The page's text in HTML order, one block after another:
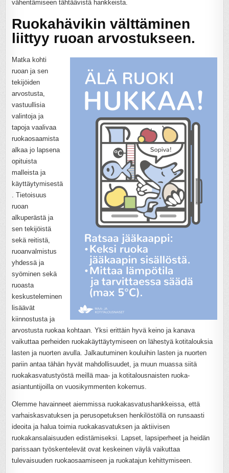
vähentämiseen tähtäävistä hankkeista.
Ruokahävikin välttäminen
liittyy ruoan arvostukseen.
Matka kohti
ruoan ja sen
tekijöiden
arvostusta,
vastuullisia
valintoja ja
tapoja vaalivaa
ruokaosaamista
alkaa jo lapsena
opituista
malleista ja
käyttäytymisestä
. Tietoisuus
ruoan
alkuperästä ja
sen tekijöistä
sekä reitistä,
ruoanvalmistus
yhdessä ja
syöminen sekä
ruoasta
keskusteleminen
lisäävät
kiinnostusta ja
arvostusta ruokaa kohtaan. Yksi erittäin hyvä keino ja kanava
vaikuttaa perheiden ruokakäyttäytymiseen on lähestyä kotitalouksia
lasten ja nuorten avulla. Jalkautuminen kouluihin lasten ja nuorten
pariin antaa tähän hyvät mahdollisuudet, ja muun muassa siitä
ruokakasvatustyöstä meillä maa- ja kotitalousnaisten ruoka-
asiantuntijoilla on vuosikymmenten kokemus.
Olemme havainneet aiemmissa ruokakasvatushankkeissa, että
varhaiskasvatuksen ja perusopetuksen henkilöstöllä on runsaasti
ideoita ja halua toimia ruokakasvatuksen ja aktiivisen
ruokakansalaisuuden edistämiseksi. Lapset, lapsiperheet ja heidän
parissaan työskentelevät ovat keskeinen väylä vaikuttaa
tulevaisuuden ruokaosaamiseen ja ruokatajun kehittymiseen.